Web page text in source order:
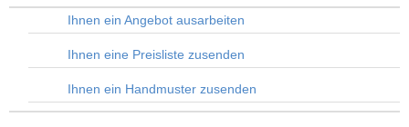
Ihnen ein Angebot ausarbeiten
Ihnen eine Preisliste zusenden
Ihnen ein Handmuster zusenden